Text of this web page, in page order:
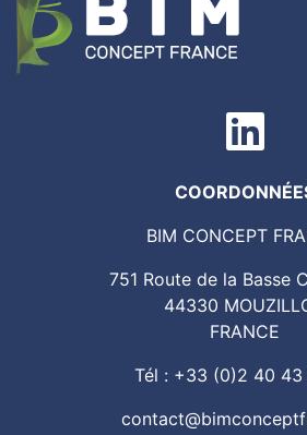
BIM CONCEPT
751 Route de la Basse
44330
FRANCE
Tél : +33 (0)2 40 43